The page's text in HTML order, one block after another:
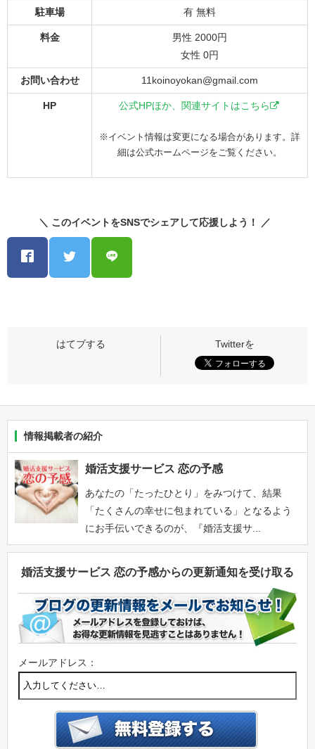
駐車場 有 無料
料金
男性 2000円
女性 0円
お問い合わせ 11koinoyokan@gmail.com
HP 公式HPほか、関連サイトはこちら
※イベント情報は変更になる場合があります。詳
細は公式ホームページをご覧ください。
＼ このイベントをSNSでシェアして応援しよう！ ／
情報掲載者の紹介
婚活支援サービス 恋の予感
あなたの「たったひとり」をみつけて、結果
「たくさんの幸せに包まれている」となるよう
にお手伝いできるのが、『婚活支援サ...
婚活支援サービス 恋の予感からの更新通知を受け取る
メールアドレス：